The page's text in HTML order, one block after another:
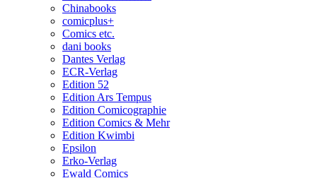
Chinabooks
comicplus+
Comics etc.
dani books
Dantes Verlag
ECR-Verlag
Edition 52
Edition Ars Tempus
Edition Comicographie
Edition Comics & Mehr
Edition Kwimbi
Epsilon
Erko-Verlag
Ewald Comics